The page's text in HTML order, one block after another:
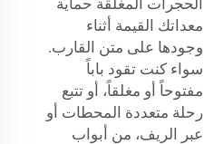
معداتك القيمة أثناء
وجودها على متن القارب.
سواء كنت تقود باباً
مفتوحاً أو مغلقاً، أو تتبع
رحلة متعددة المحطات أو
عبر الريف، من أبواب